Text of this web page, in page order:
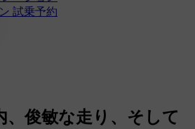
試乗予約
、俊敏な走り、そして